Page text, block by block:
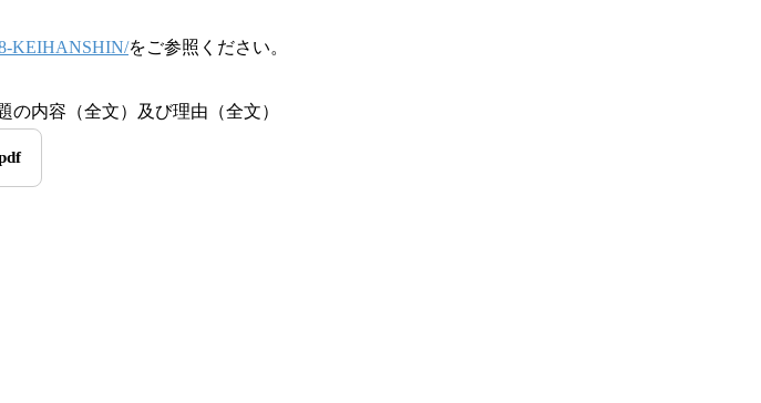
KEIHANSHIN/をご参照ください。
の内容（全文）及び理由（全文）